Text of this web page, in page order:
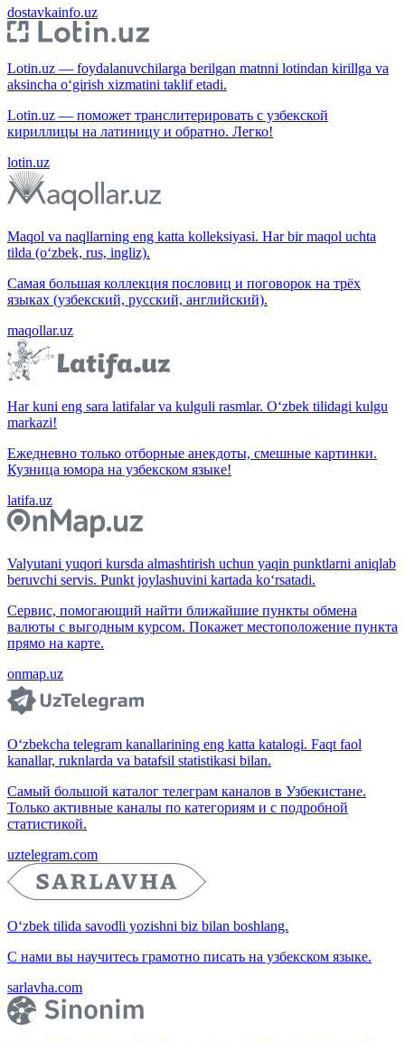
dostavkainfo.uz
Lotin.uz — foydalanuvchilarga berilgan matnni lotindan kirillga va
aksincha o‘girish xizmatini taklif etadi.
Lotin.uz — поможет транслитерировать с узбекской
кириллицы на латиницу и обратно. Легко!
lotin.uz
Maqol va naqllarning eng katta kolleksiyasi. Har bir maqol uchta
tilda (o‘zbek, rus, ingliz).
Самая большая коллекция пословиц и поговорок на трёх
языках (узбекский, русский, английский).
maqollar.uz
Har kuni eng sara latifalar va kulguli rasmlar. O‘zbek tilidagi kulgu
markazi!
Ежедневно только отборные анекдоты, смешные картинки.
Кузница юмора на узбекском языке!
latifa.uz
Valyutani yuqori kursda almashtirish uchun yaqin punktlarni aniqlab
beruvchi servis. Punkt joylashuvini kartada ko‘rsatadi.
Сервис, помогающий найти ближайшие пункты обмена
валюты с выгодным курсом. Покажет местоположение пункта
прямо на карте.
onmap.uz
O‘zbekcha telegram kanallarining eng katta katalogi. Faqt faol
kanallar, ruknlarda va batafsil statistikasi bilan.
Самый большой каталог телеграм каналов в Узбекистане.
Только активные каналы по категориям и с подробной
статистикой.
uztelegram.com
O‘zbek tilida savodli yozishni biz bilan boshlang.
С нами вы научитесь грамотно писать на узбекском языке.
sarlavha.com